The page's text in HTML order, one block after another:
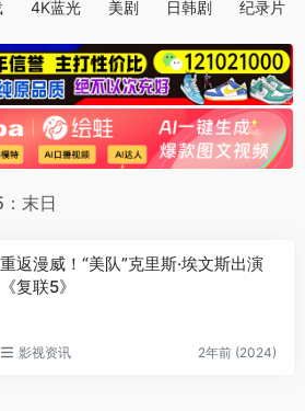
4K蓝光 美剧 日韩剧 纪录片
末日
重返漫威！“美队”克里斯·埃文斯出演
《复联5》
影视资讯 2年前 (2024)